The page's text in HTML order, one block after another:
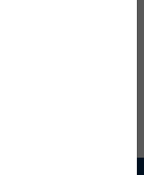
D d=6,L=6/22 titán
max. szárnysúly 130 kg